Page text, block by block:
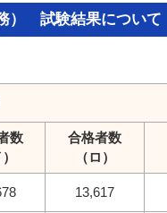
） 試験結果について
数
合格者数
（ロ）
13,617